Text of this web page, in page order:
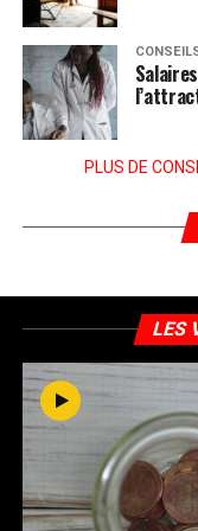
PLUS DE
LES